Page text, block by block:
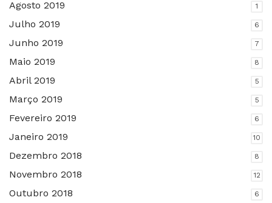
Agosto 2019 1
Julho 2019 6
Junho 2019 7
Maio 2019 8
Abril 2019 5
Março 2019 5
Fevereiro 2019 6
Janeiro 2019 10
Dezembro 2018 8
Novembro 2018 12
Outubro 2018 6